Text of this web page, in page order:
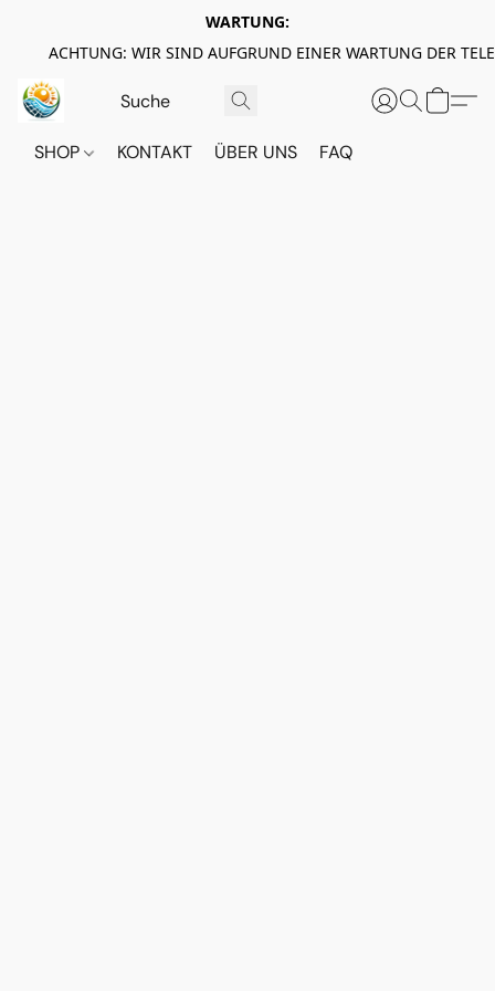
WARTUNG:
ACHTUNG: WIR SIND AUFGRUND EINER WARTUNG DER
SHOP KONTAKT ÜBER UNS FAQ